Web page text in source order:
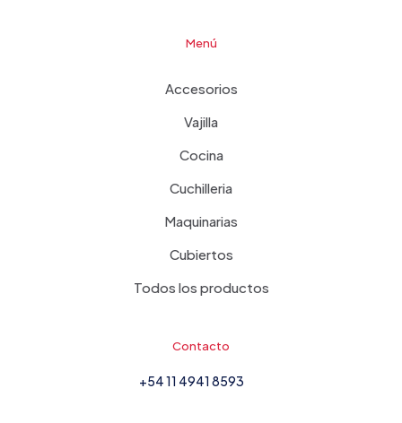
Menú
Accesorios
Vajilla
Cocina
Cuchilleria
Maquinarias
Cubiertos
Todos los productos
Contacto
+54 11 4941 8593